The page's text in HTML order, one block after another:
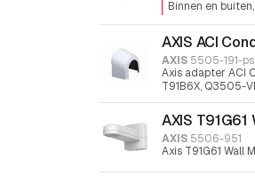
Binnen en buiten
AXIS ACI
AXIS 5505-191-ps
Axis adapter ACI
T91B6X, Q3505-
AXIS T91G61
AXIS 5506-951
Axis T91G61 Wall